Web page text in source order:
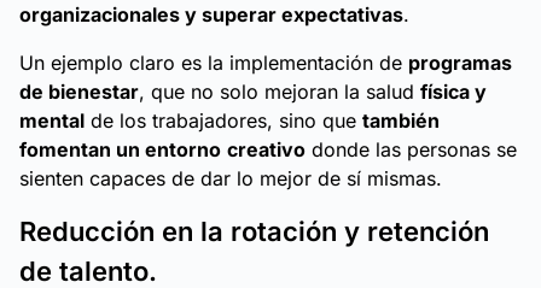
organizacionales y superar expectativas.
Un ejemplo claro es la implementación de programas
de bienestar, que no solo mejoran la salud física y
mental de los trabajadores, sino que también
fomentan un entorno creativo donde las personas se
sienten capaces de dar lo mejor de sí mismas.
Reducción en la rotación y retención
de talento.